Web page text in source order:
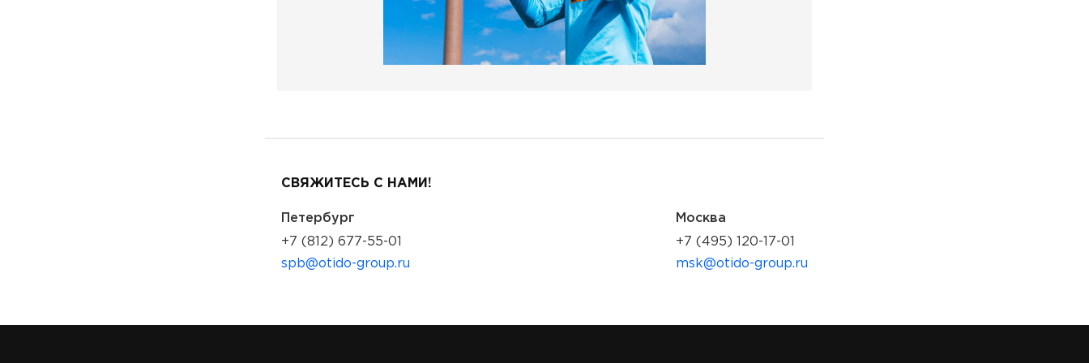
СВЯЖИТЕСЬ С НАМИ!
Петербург
+7 (812) 677-55-01
spb@otido-group.ru
Москва
+7 (495) 120-17-01
msk@otido-group.ru